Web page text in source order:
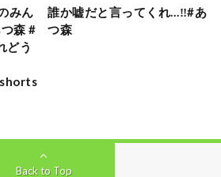
みん
森 #
どう
誰か嘘だと言ってくれ…‼️#あ
つ森
Back to Top